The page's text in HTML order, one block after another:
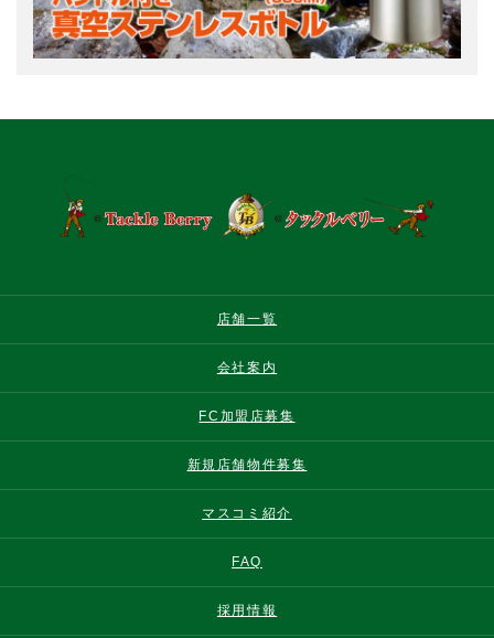
店舗一覧
会社案内
FC加盟店募集
新規店舗物件募集
マスコミ紹介
FAQ
採用情報